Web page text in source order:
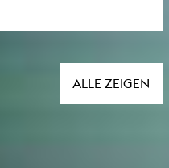
ALLE ZEIGEN